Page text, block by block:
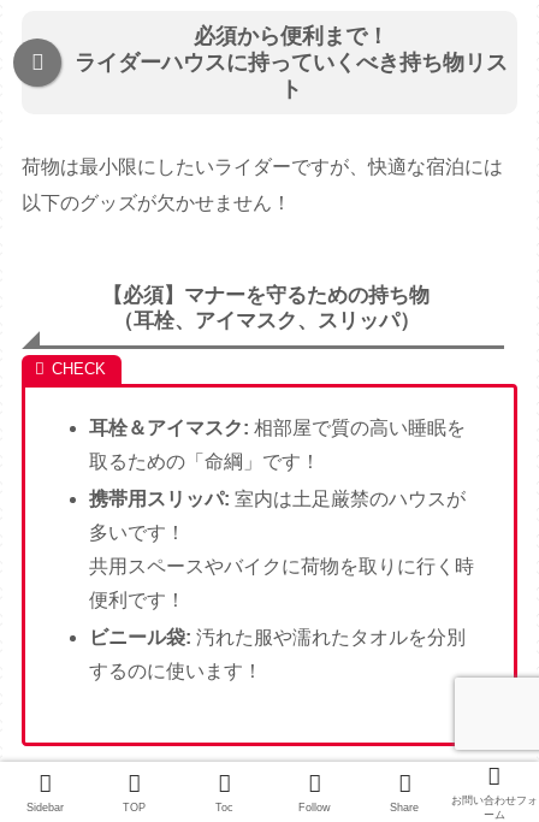
必須から便利まで！
ライダーハウスに持っていくべき持ち物リス
ト
荷物は最小限にしたいライダーですが、快適な宿泊には
以下のグッズが欠かせません！
【必須】マナーを守るための持ち物
（耳栓、アイマスク、スリッパ）
耳栓＆アイマスク: 相部屋で質の高い睡眠を
取るための「命綱」です！
携帯用スリッパ: 室内は土足厳禁のハウスが
多いです！
共用スペースやバイクに荷物を取りに行く時
便利です！
ビニール袋: 汚れた服や濡れたタオルを分別
するのに使います！
スリッパはクロックスなどサンダルがおす
Sidebar TOP Toc Follow Share
お問い合わせフォ
ーム